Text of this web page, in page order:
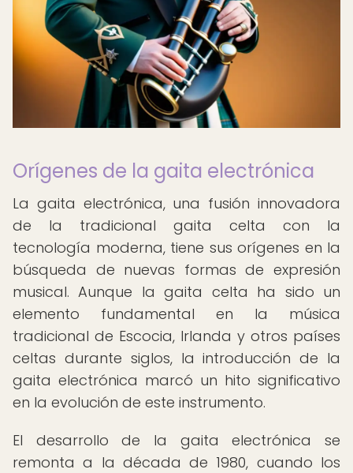
Orígenes de la gaita electrónica
La gaita electrónica, una fusión innovadora
de la tradicional gaita celta con la
tecnología moderna, tiene sus orígenes en la
búsqueda de nuevas formas de expresión
musical. Aunque la gaita celta ha sido un
elemento fundamental en la música
tradicional de Escocia, Irlanda y otros países
celtas durante siglos, la introducción de la
gaita electrónica marcó un hito significativo
en la evolución de este instrumento.
El desarrollo de la gaita electrónica se
remonta a la década de 1980, cuando los